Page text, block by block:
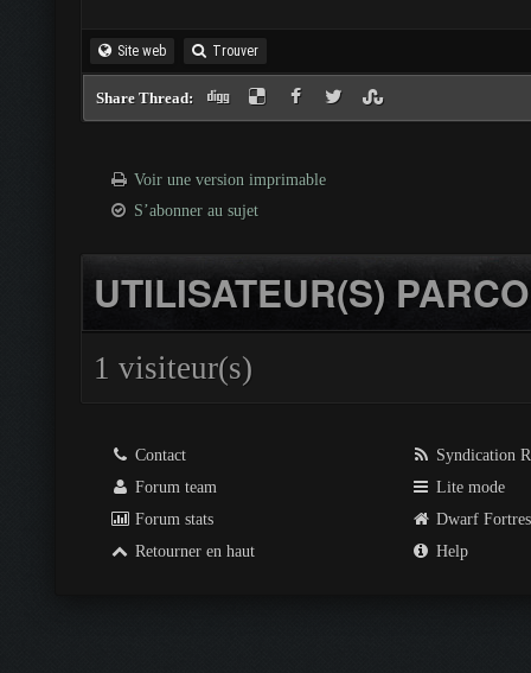
Site web Trouver
Share Thread:
Voir une version imprimable
S’abonner au sujet
UTILISATEUR(S)
1 visiteur(s)
Contact
Forum team
Forum stats
Retourner en haut
Syndication
Lite mode
Dwarf
Help